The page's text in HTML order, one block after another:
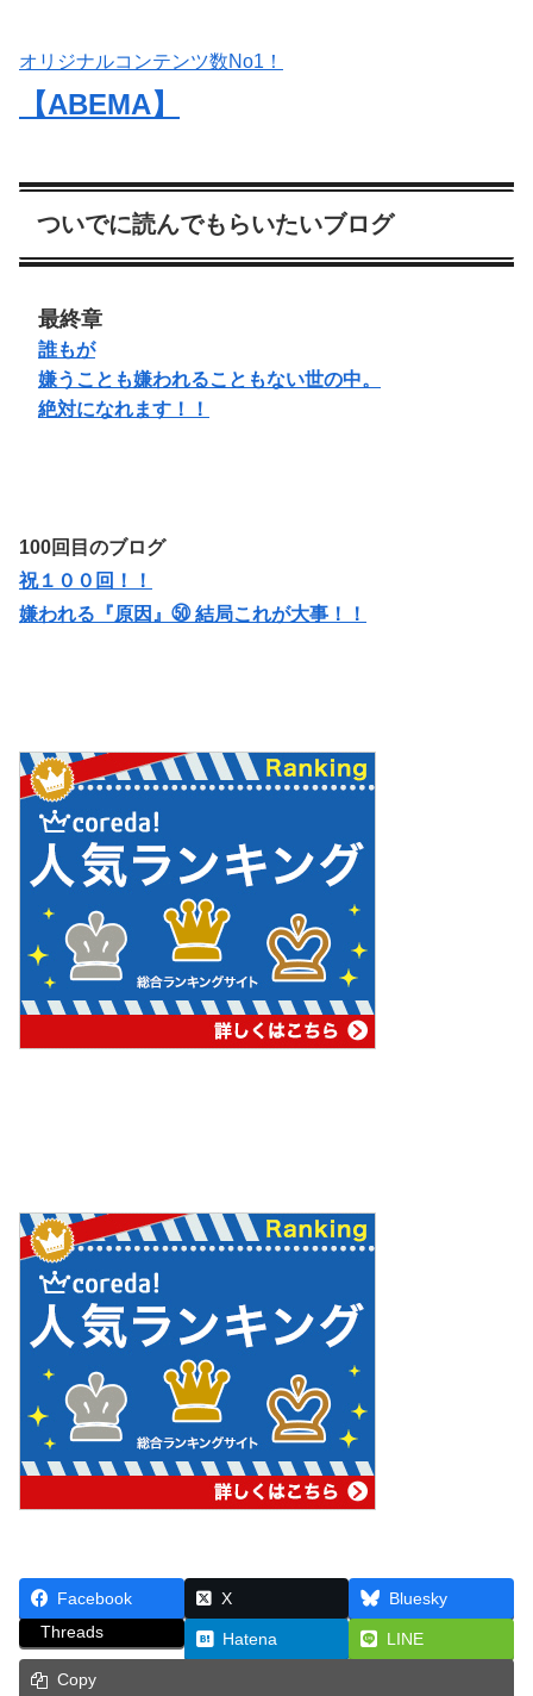
オリジナルコンテンツ数No1！
【ABEMA】
ついでに読んでもらいたいブログ
最終章
誰もが
嫌うことも嫌われることもない世の中。
絶対になれます！！
100回目のブログ
祝１００回！！
嫌われる『原因』㊿ 結局これが大事！！
Facebook X
Bluesky
Threads
Hatena LINE
Copy